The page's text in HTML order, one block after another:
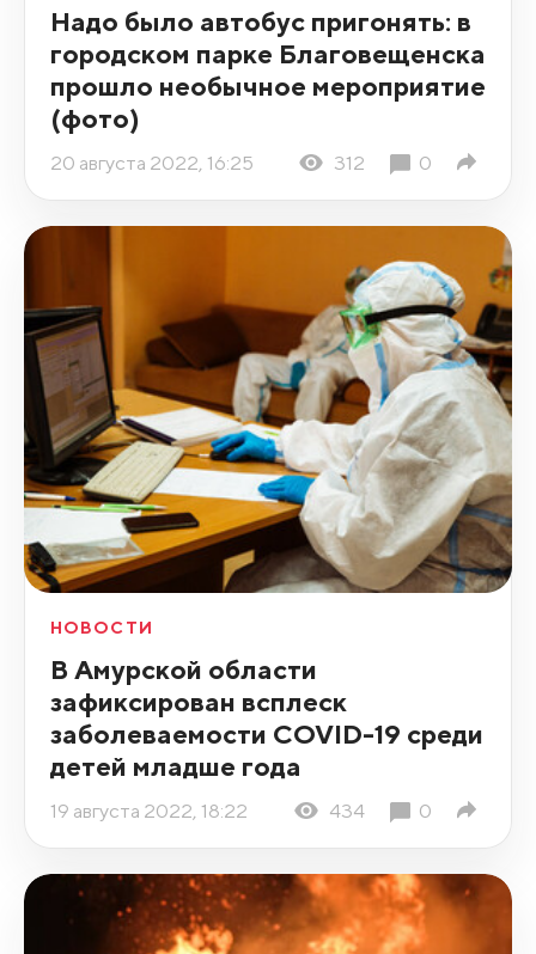
Надо было автобус пригонять: в
городском парке Благовещенска
прошло необычное мероприятие
(фото)
20 августа 2022, 16:25 312 0
НОВОСТИ
В Амурской области
зафиксирован всплеск
заболеваемости COVID-19 среди
детей младше года
19 августа 2022, 18:22 434 0